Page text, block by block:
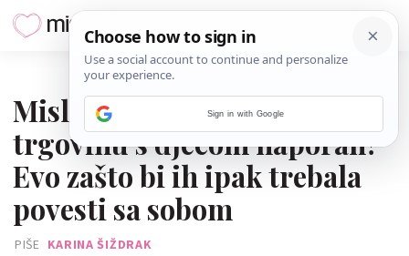
Misliš da je odlazak u
trgovinu s djecom naporan?
Evo zašto bi ih ipak trebala
povesti sa sobom
PIŠE KARINA ŠIŽDRAK
Sign in with Google